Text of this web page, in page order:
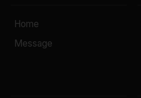
Home
Message